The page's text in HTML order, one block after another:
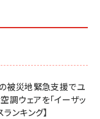
被災地緊急支援でユ
ウェアを「イーザッ
ンキング】